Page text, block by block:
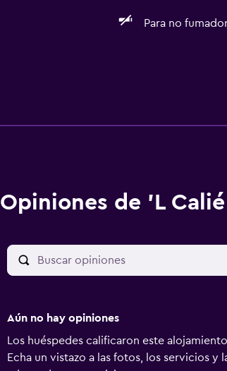
Para no
Opiniones de 'L Calié
Aún no hay opiniones
Los huéspedes calificaron este
Echa un vistazo a las fotos, los servicios